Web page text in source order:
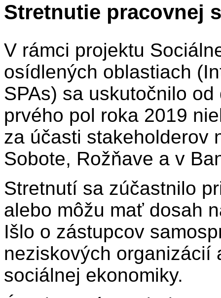
Stretnutie pracovnej
V rámci projektu
osídlených oblastiach
SPAs) sa uskutočnilo
prvého pol roka 2019
za účasti stakeholderov
Sobote, Rožňave a v
Stretnutí sa zúčastnilo
alebo môžu mať dosah
Išlo o zástupcov
neziskových organizácií
sociálnej ekonomiky.